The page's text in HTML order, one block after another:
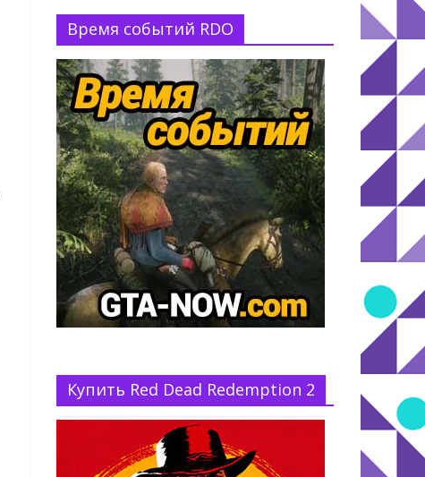
Время событий RDO
Купить Red Dead Redemption 2